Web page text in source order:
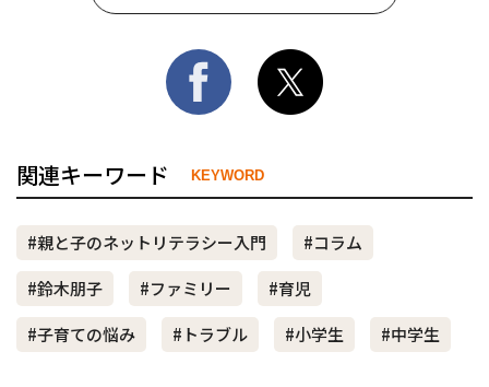
関連キーワード KEYWORD
#親と子のネットリテラシー入門
#コラム
#鈴木朋子
#ファミリー
#育児
#子育ての悩み
#トラブル #小学生 #中学生